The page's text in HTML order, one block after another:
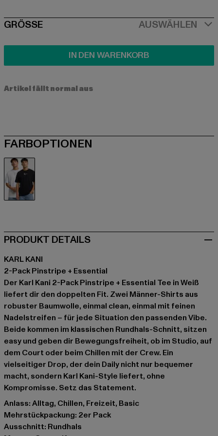
SIZE
GRÖSSE AUSWÄHLEN
IN DEN WARENKORB
Artikel fällt normal aus
FARBOPTIONEN
PRODUKT DETAILS
KARL KANI
2-Pack Pinstripe + Essential
Der Karl Kani 2-Pack Pinstripe + Essential Tee in Weiß
liefert dir den doppelten Fit. Zwei Männer-Shirts aus
robuster Baumwolle, einmal clean, einmal mit feinen
Nadelstreifen – für jede Situation den passenden Vibe.
Beide kommen im klassischen Rundhals-Schnitt, sitzen
easy und geben dir Bewegungsfreiheit, ob im Studio, auf
dem Court oder beim Chillen mit der Crew. Ein
vielseitiger Drop, der dein Daily nicht nur bequemer
macht, sondern Karl Kani-Style liefert, ohne
Kompromisse. Setz das Statement.
Anlass: Alltag, Chillen, Freizeit, Basic
Mehrstückpackung: 2er Pack
Ausschnitt: Rundhals